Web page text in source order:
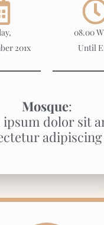
201x
08.00
Until
Mosque:
dolor sit